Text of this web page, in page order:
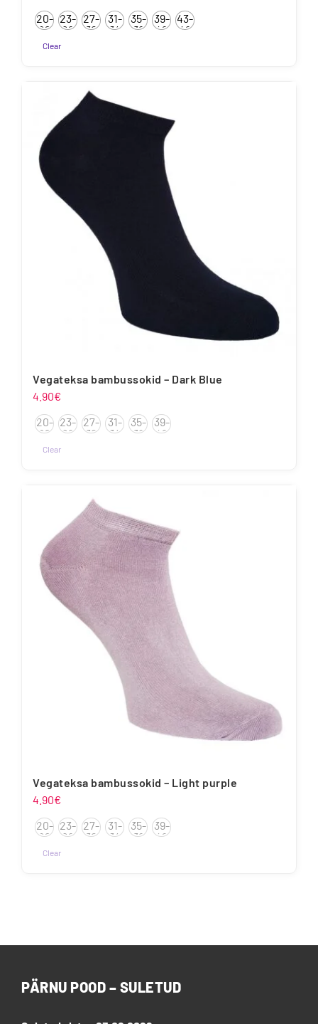
20-
22
23-
26
27-
30
31-
34
35-
38
39-
42
43-
46
Clear
varianti.
Valikuid
saab
teha
tootelehel.
Vegateksa bambussokid – Dark Blue
4.90€
20-
22
23-
26
27-
30
31-
34
35-
38
39-
42
Clear
varianti.
Valikuid
saab
teha
tootelehel.
Vegateksa bambussokid – Light purple
4.90€
20-
22
23-
26
27-
30
31-
34
35-
38
39-
42
Clear
teha
PÄRNU POOD – SULETUD